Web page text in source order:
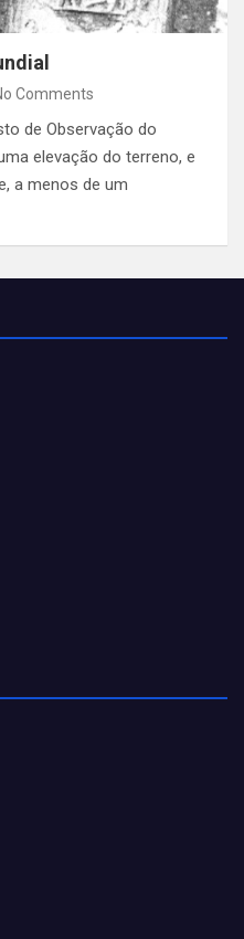
Comments
de Observação do
elevação do terreno, e
a menos de um